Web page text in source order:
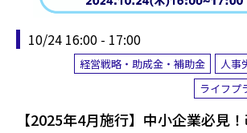
10/24 16:00 - 17:00
経営戦略・助成金・補助金
人事
ライフプ
【2025年4月施行】中小企業必見